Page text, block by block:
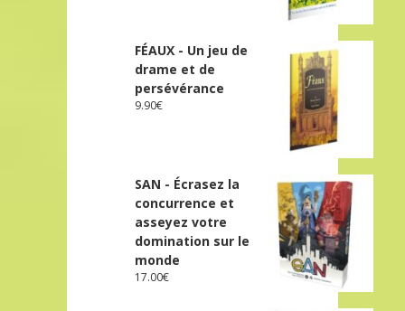
FÉAUX - Un jeu de
drame et de
persévérance
9.90€
SAN - Écrasez la
concurrence et
asseyez votre
domination sur le
monde
17.00€